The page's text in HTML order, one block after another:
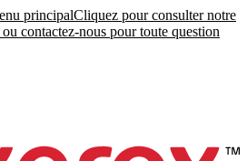
principalCliquez pour consulter notre
contactez-nous pour toute question